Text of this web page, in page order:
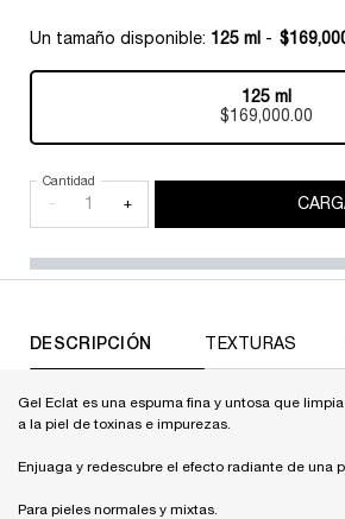
Un tamaño disponible: 125 ml -
Selected
125 ml
$169,000.00
, 1 of 1
−
Cantidad
+
DESCRIPCIÓN TEXTURAS
Gel Eclat es una espuma fina y untosa que
a la piel de toxinas e impurezas.
Enjuaga y redescubre el efecto radiante de una
Para pieles normales y mixtas.